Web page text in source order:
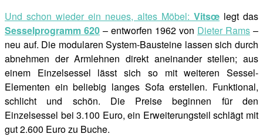
Und schon wieder ein neues, altes Möbel: Vitsœ legt das
Sesselprogramm 620 – entworfen 1962 von Dieter Rams –
neu auf. Die modularen System-Bausteine lassen sich durch
abnehmen der Armlehnen direkt aneinander stellen; aus
einem Einzelsessel lässt sich so mit weiteren Sessel-
Elementen ein beliebig langes Sofa erstellen. Funktional,
schlicht und schön. Die Preise beginnen für den
Einzelsessel bei 3.100 Euro, ein Erweiterungsteil schlägt mit
gut 2.600 Euro zu Buche.